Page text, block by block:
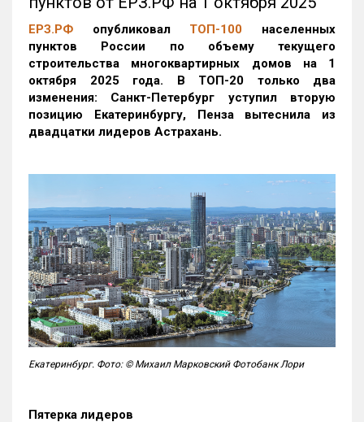
ЕРЗ.РФ опубликовал ТОП-100 населенных
пунктов России по объему текущего
строительства многоквартирных домов на 1
октября 2025 года. В ТОП-20 только два
изменения: Санкт-Петербург уступил вторую
позицию Екатеринбургу, Пенза вытеснила из
двадцатки лидеров Астрахань.
Екатеринбург. Фото: © Михаил Марковский Фотобанк Лори
Пятерка лидеров